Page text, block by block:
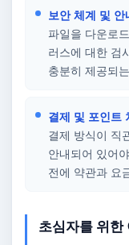
보안 체계 및 안
파일을 다운로
러스에 대한 검
충분히 제공되
결제 및 포인트
결제 방식이 직
안내되어 있어
전에 약관과 요
초심자를 위한